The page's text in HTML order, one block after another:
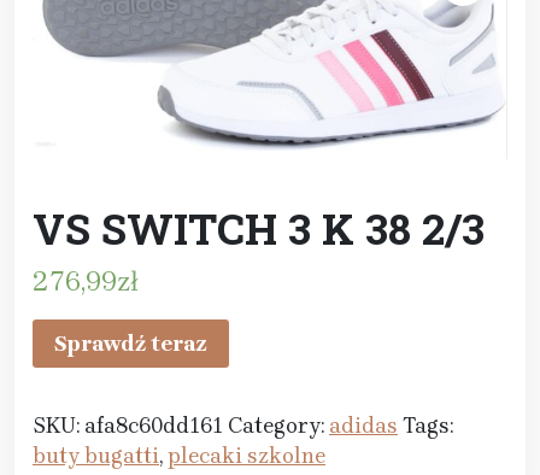
VS SWITCH 3 K 38 2/3
276,99zł
Sprawdź teraz
SKU: afa8c60dd161 Category: adidas Tags:
buty bugatti,plecaki szkolne